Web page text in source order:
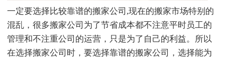
一定要选择比较靠谱的搬家公司,现在的搬家市场特别的
混乱，很多搬家公司为了节省成本都不注意平时员工的
管理和不注重公司的运营，只是为了自己的利益。所以
在选择搬家公司时，要选择靠谱的搬家公司，选择能为